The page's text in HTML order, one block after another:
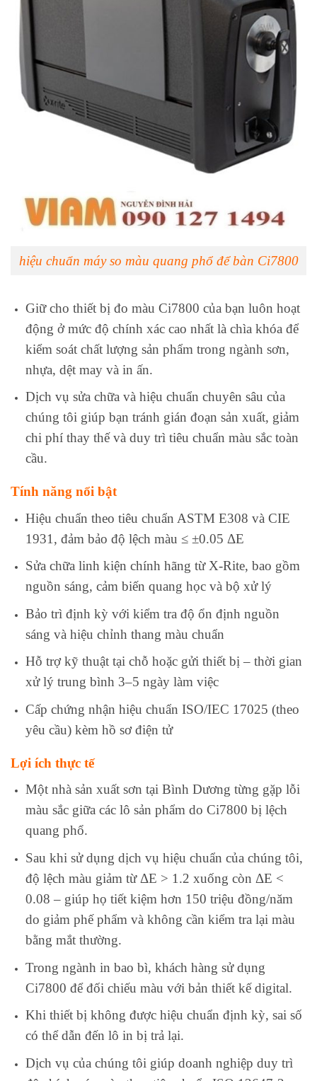
hiệu chuẩn máy so màu quang phổ để bàn Ci7800
Giữ cho thiết bị đo màu Ci7800 của bạn luôn hoạt
động ở mức độ chính xác cao nhất là chìa khóa để
kiểm soát chất lượng sản phẩm trong ngành sơn,
nhựa, dệt may và in ấn.
Dịch vụ sửa chữa và hiệu chuẩn chuyên sâu của
chúng tôi giúp bạn tránh gián đoạn sản xuất, giảm
chi phí thay thế và duy trì tiêu chuẩn màu sắc toàn
cầu.
Tính năng nổi bật
Hiệu chuẩn theo tiêu chuẩn ASTM E308 và CIE
1931, đảm bảo độ lệch màu ≤ ±0.05 ΔE
Sửa chữa linh kiện chính hãng từ X-Rite, bao gồm
nguồn sáng, cảm biến quang học và bộ xử lý
Bảo trì định kỳ với kiểm tra độ ổn định nguồn
sáng và hiệu chỉnh thang màu chuẩn
Hỗ trợ kỹ thuật tại chỗ hoặc gửi thiết bị – thời gian
xử lý trung bình 3–5 ngày làm việc
Cấp chứng nhận hiệu chuẩn ISO/IEC 17025 (theo
yêu cầu) kèm hồ sơ điện tử
Lợi ích thực tế
Một nhà sản xuất sơn tại Bình Dương từng gặp lỗi
màu sắc giữa các lô sản phẩm do Ci7800 bị lệch
quang phổ.
Sau khi sử dụng dịch vụ hiệu chuẩn của chúng tôi,
độ lệch màu giảm từ ΔE > 1.2 xuống còn ΔE <
0.08 – giúp họ tiết kiệm hơn 150 triệu đồng/năm
do giảm phế phẩm và không cần kiểm tra lại màu
bằng mắt thường.
Trong ngành in bao bì, khách hàng sử dụng
Ci7800 để đối chiếu màu với bản thiết kế digital.
Khi thiết bị không được hiệu chuẩn định kỳ, sai số
có thể dẫn đến lô in bị trả lại.
Dịch vụ của chúng tôi giúp doanh nghiệp duy trì